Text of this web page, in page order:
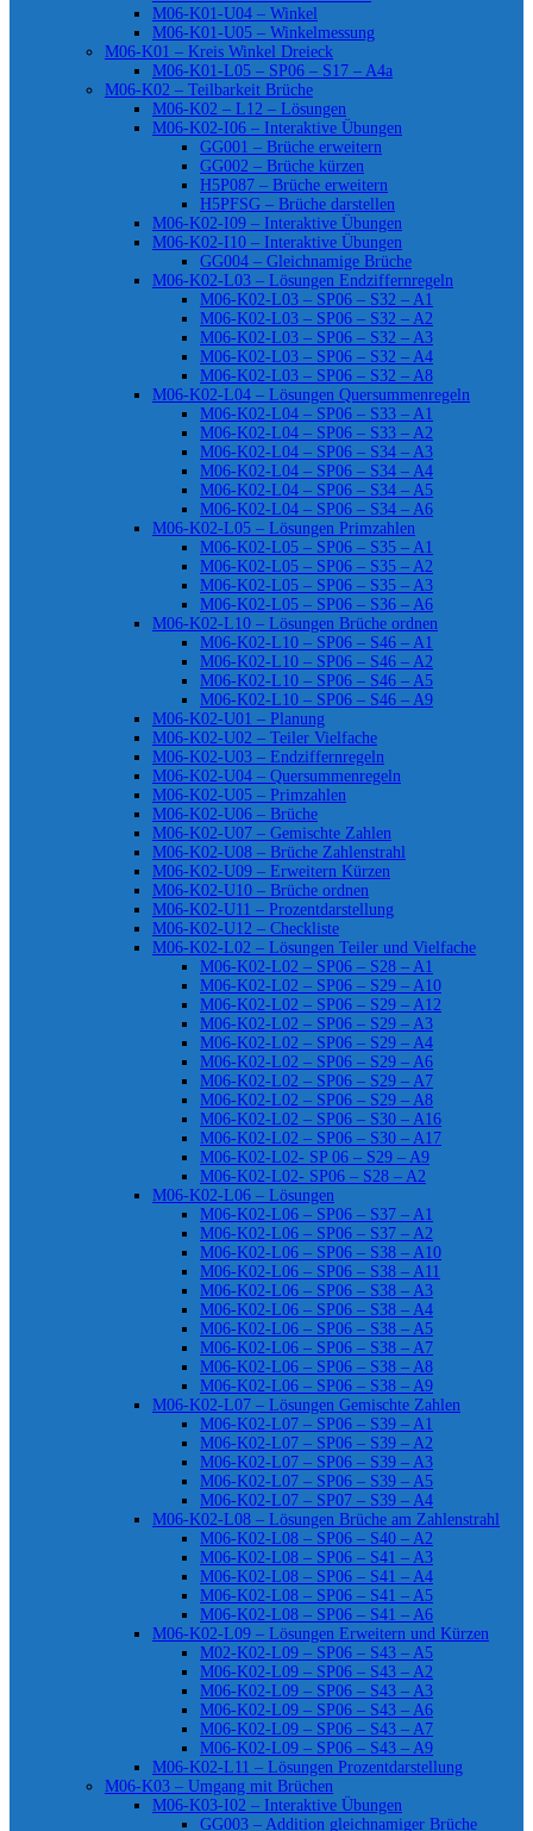
M06-K01-U04 – Winkel
M06-K01-U05 – Winkelmessung
M06-K01 – Kreis Winkel Dreieck
M06-K01-L05 – SP06 – S17 – A4a
M06-K02 – Teilbarkeit Brüche
M06-K02 – L12 – Lösungen
M06-K02-I06 – Interaktive Übungen
GG001 – Brüche erweitern
GG002 – Brüche kürzen
H5P087 – Brüche erweitern
H5PFSG – Brüche darstellen
M06-K02-I09 – Interaktive Übungen
M06-K02-I10 – Interaktive Übungen
GG004 – Gleichnamige Brüche
M06-K02-L03 – Lösungen Endziffernregeln
M06-K02-L03 – SP06 – S32 – A1
M06-K02-L03 – SP06 – S32 – A2
M06-K02-L03 – SP06 – S32 – A3
M06-K02-L03 – SP06 – S32 – A4
M06-K02-L03 – SP06 – S32 – A8
M06-K02-L04 – Lösungen Quersummenregeln
M06-K02-L04 – SP06 – S33 – A1
M06-K02-L04 – SP06 – S33 – A2
M06-K02-L04 – SP06 – S34 – A3
M06-K02-L04 – SP06 – S34 – A4
M06-K02-L04 – SP06 – S34 – A5
M06-K02-L04 – SP06 – S34 – A6
M06-K02-L05 – Lösungen Primzahlen
M06-K02-L05 – SP06 – S35 – A1
M06-K02-L05 – SP06 – S35 – A2
M06-K02-L05 – SP06 – S35 – A3
M06-K02-L05 – SP06 – S36 – A6
M06-K02-L10 – Lösungen Brüche ordnen
M06-K02-L10 – SP06 – S46 – A1
M06-K02-L10 – SP06 – S46 – A2
M06-K02-L10 – SP06 – S46 – A5
M06-K02-L10 – SP06 – S46 – A9
M06-K02-U01 – Planung
M06-K02-U02 – Teiler Vielfache
M06-K02-U03 – Endziffernregeln
M06-K02-U04 – Quersummenregeln
M06-K02-U05 – Primzahlen
M06-K02-U06 – Brüche
M06-K02-U07 – Gemischte Zahlen
M06-K02-U08 – Brüche Zahlenstrahl
M06-K02-U09 – Erweitern Kürzen
M06-K02-U10 – Brüche ordnen
M06-K02-U11 – Prozentdarstellung
M06-K02-U12 – Checkliste
M06-K02-L02 – Lösungen Teiler und Vielfache
M06-K02-L02 – SP06 – S28 – A1
M06-K02-L02 – SP06 – S29 – A10
M06-K02-L02 – SP06 – S29 – A12
M06-K02-L02 – SP06 – S29 – A3
M06-K02-L02 – SP06 – S29 – A4
M06-K02-L02 – SP06 – S29 – A6
M06-K02-L02 – SP06 – S29 – A7
M06-K02-L02 – SP06 – S29 – A8
M06-K02-L02 – SP06 – S30 – A16
M06-K02-L02 – SP06 – S30 – A17
M06-K02-L02- SP 06 – S29 – A9
M06-K02-L02- SP06 – S28 – A2
M06-K02-L06 – Lösungen
M06-K02-L06 – SP06 – S37 – A1
M06-K02-L06 – SP06 – S37 – A2
M06-K02-L06 – SP06 – S38 – A10
M06-K02-L06 – SP06 – S38 – A11
M06-K02-L06 – SP06 – S38 – A3
M06-K02-L06 – SP06 – S38 – A4
M06-K02-L06 – SP06 – S38 – A5
M06-K02-L06 – SP06 – S38 – A7
M06-K02-L06 – SP06 – S38 – A8
M06-K02-L06 – SP06 – S38 – A9
M06-K02-L07 – Lösungen Gemischte Zahlen
M06-K02-L07 – SP06 – S39 – A1
M06-K02-L07 – SP06 – S39 – A2
M06-K02-L07 – SP06 – S39 – A3
M06-K02-L07 – SP06 – S39 – A5
M06-K02-L07 – SP07 – S39 – A4
M06-K02-L08 – Lösungen Brüche am Zahlenstrahl
M06-K02-L08 – SP06 – S40 – A2
M06-K02-L08 – SP06 – S41 – A3
M06-K02-L08 – SP06 – S41 – A4
M06-K02-L08 – SP06 – S41 – A5
M06-K02-L08 – SP06 – S41 – A6
M06-K02-L09 – Lösungen Erweitern und Kürzen
M02-K02-L09 – SP06 – S43 – A5
M06-K02-L09 – SP06 – S43 – A2
M06-K02-L09 – SP06 – S43 – A3
M06-K02-L09 – SP06 – S43 – A6
M06-K02-L09 – SP06 – S43 – A7
M06-K02-L09 – SP06 – S43 – A9
M06-K02-L11 – Lösungen Prozentdarstellung
M06-K03 – Umgang mit Brüchen
M06-K03-I02 – Interaktive Übungen
GG003 – Addition gleichnamiger Brüche